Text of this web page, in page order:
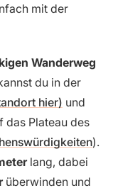
mit der
Wanderweg
du in der
hier) und
das Plateau des
).
lang, dabei
überwinden und